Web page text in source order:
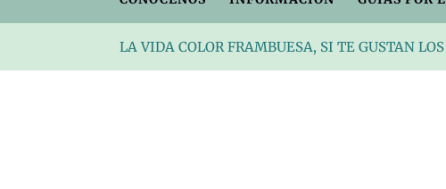
LA VIDA COLOR FRAMBUESA, SI TE GUSTAN